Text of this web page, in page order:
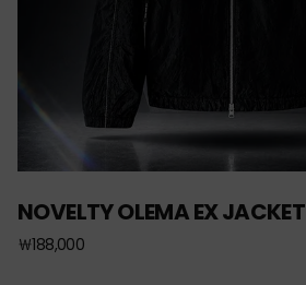
NOVELTY OLEMA EX JACKET
￦188,000